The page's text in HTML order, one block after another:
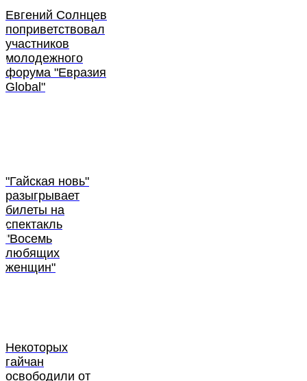
Евгений Солнцев
поприветствовал
участников
молодежного
форума "Евразия
Global"
"Гайская новь"
разыгрывает
билеты на
спектакль
"Восемь
любящих
женщин"
Некоторых
гайчан
освободили от